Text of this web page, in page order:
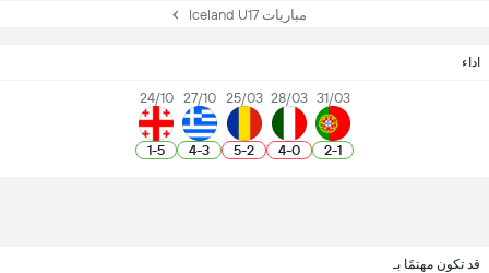
مباريات Iceland U17
اداء
31/03
1
-
2
28/03
0
-
4
25/03
2
-
5
27/10
3
-
4
24/10
5
-
1
قد تكون مهتمًا بـ